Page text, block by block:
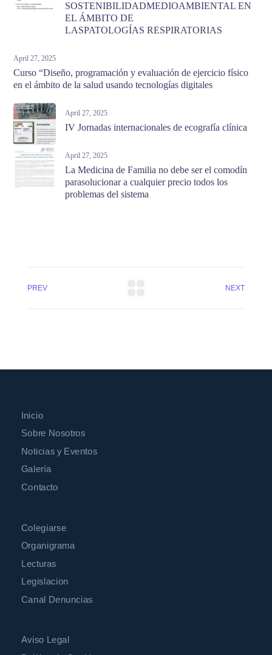
SOSTENIBILIDADMEDIOAMBIENTAL EN
EL ÁMBITO DE
LASPATOLOGÍAS RESPIRATORIAS
April 27, 2025
Curso “Diseño, programación y evaluación de ejercicio físico
en el ámbito de la salud usando tecnologías digitales
April 27, 2025
IV Jornadas internacionales de ecografía clínica
April 27, 2025
La Medicina de Familia no debe ser el comodín
parasolucionar a cualquier precio todos los
problemas del sistema
PREV NEXT
Inicio
Sobre Nosotros
Noticias y Eventos
Galería
Contacto
Colegiarse
Organigrama
Lecturas
Legislacion
Canal Denuncias
Aviso Legal